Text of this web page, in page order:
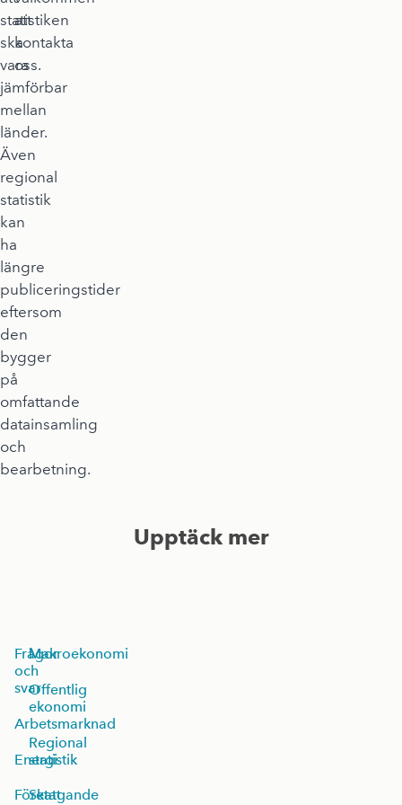
statistiken
ska
vara
jämförbar
mellan
länder.
Även
regional
statistik
kan
ha
längre
publiceringstider
eftersom
den
bygger
på
omfattande
datainsamling
och
bearbetning.
att
kontakta
oss.
Upptäck mer
Frågor
och
svar
Arbetsmarknad
Energi
Företagande
Makroekonomi
Offentlig
ekonomi
Regional
statistik
Skatt